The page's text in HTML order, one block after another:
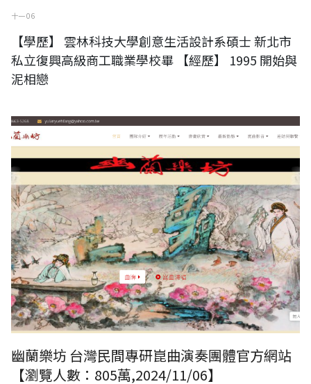
十一 06
【學歷】 雲林科技大學創意生活設計系碩士 新北市
私立復興高級商工職業學校畢 【經歷】 1995 開始與
泥相戀
幽蘭樂坊 台灣民間專研崑曲演奏團體官方網站
幽蘭樂坊 台灣民間專研崑曲演奏團體官方網站
【瀏覽人數：805萬,2024/11/06】